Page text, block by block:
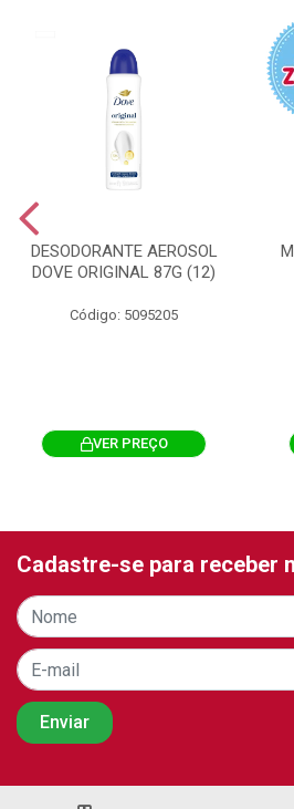
DESODORANTE AEROSOL
DOVE ORIGINAL 87G (12)
Código: 5095205
VER PREÇO
Cadastre-se para receber